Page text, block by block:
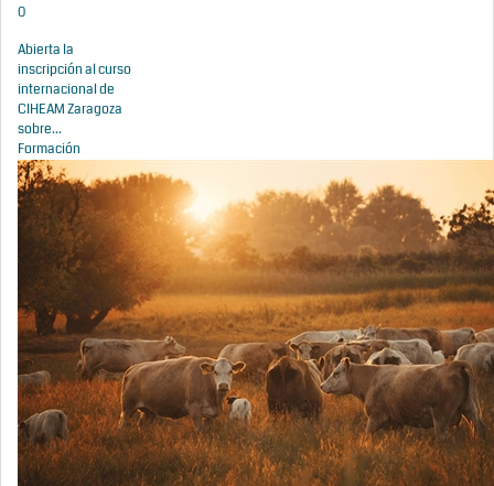
0
Abierta la
inscripción al curso
internacional de
CIHEAM Zaragoza
sobre...
Formación